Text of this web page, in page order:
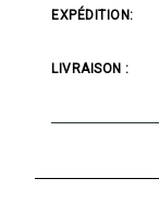
EXPÉDITION:
LIVRAISON :